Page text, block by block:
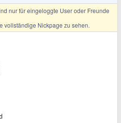
nur für eingeloggte User oder Freunde
vollständige Nickpage zu sehen.